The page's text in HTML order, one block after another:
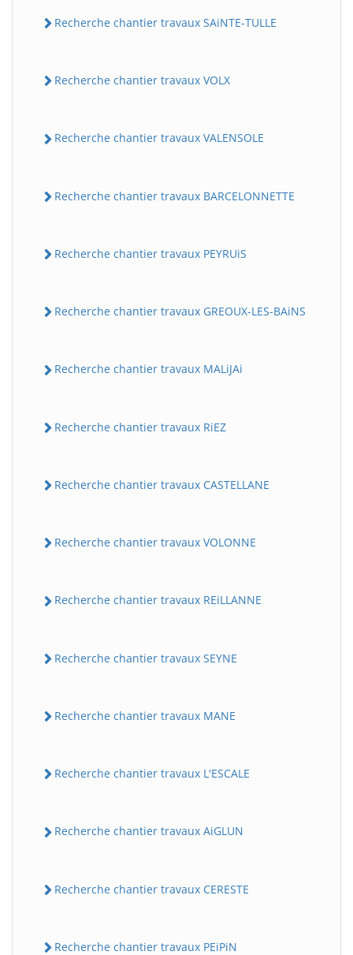
Recherche chantier travaux SAiNTE-TULLE
Recherche chantier travaux VOLX
Recherche chantier travaux VALENSOLE
Recherche chantier travaux BARCELONNETTE
Recherche chantier travaux PEYRUiS
Recherche chantier travaux GREOUX-LES-BAiNS
Recherche chantier travaux MALiJAi
Recherche chantier travaux RiEZ
Recherche chantier travaux CASTELLANE
Recherche chantier travaux VOLONNE
Recherche chantier travaux REiLLANNE
Recherche chantier travaux SEYNE
Recherche chantier travaux MANE
Recherche chantier travaux L'ESCALE
Recherche chantier travaux AiGLUN
Recherche chantier travaux CERESTE
Recherche chantier travaux PEiPiN